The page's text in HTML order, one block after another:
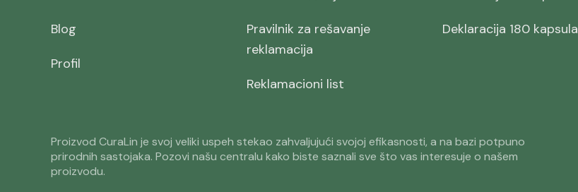
Blog
Profil
Pravilnik za rešavanje
reklamacija
Reklamacioni list
Deklaracija 180 kapsula
Proizvod CuraLin je svoj veliki uspeh stekao zahvaljujući svojoj efikasnosti, a na bazi potpuno
prirodnih sastojaka. Pozovi našu centralu kako biste saznali sve što vas interesuje o našem
proizvodu.